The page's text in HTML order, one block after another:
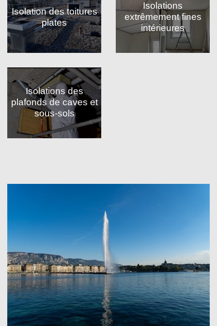
Isolation des toitures
plates
Isolations
extrêmement fines
intérieures
Isolations des
plafonds de caves et
sous-sols